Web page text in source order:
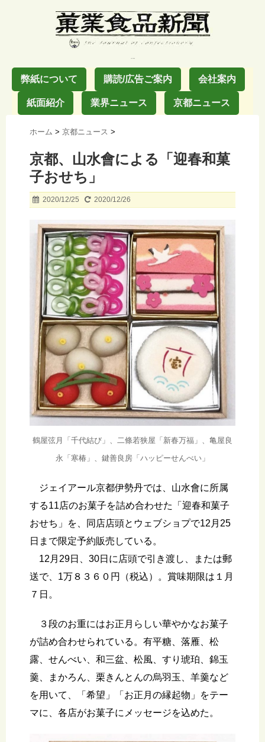
弊紙について 購読/広告ご案内 会社案内
紙面紹介 業界ニュース 京都ニュース
ホーム > 京都ニュース >
京都、山水會による「迎春和菓
子おせち」
2020/12/25 2020/12/26
鶴屋弦月「千代結び」、二條若狭屋「新春万福」、亀屋良
永「寒椿」、鍵善良房「ハッピーせんべい」
ジェイアール京都伊勢丹では、山水會に所属
する11店のお菓子を詰め合わせた「迎春和菓子
おせち」を、同店店頭とウェブショプで12月25
日まで限定予約販売している。
12月29日、30日に店頭で引き渡し、または郵
送で、1万８３６０円（税込）。賞味期限は１月
７日。
３段のお重にはお正月らしい華やかなお菓子
が詰め合わせられている。有平糖、落雁、松
露、せんべい、和三盆、松風、すり琥珀、錦玉
羹、まかろん、栗きんとんの烏羽玉、羊羹など
を用いて、「希望」「お正月の縁起物」をテー
マに、各店がお菓子にメッセージを込めた。